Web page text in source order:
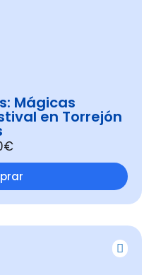
Mágicas
en Torrejón